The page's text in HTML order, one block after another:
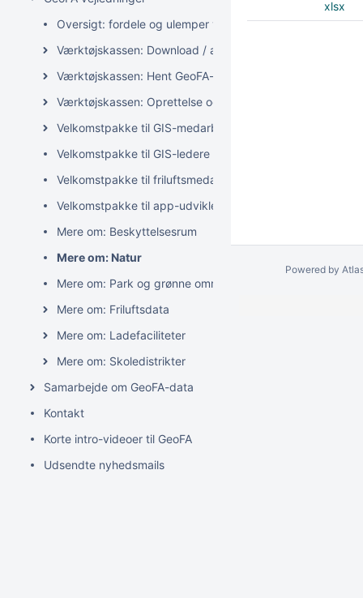
Oversigt: fordele og ulemper ved de forskellige
Værktøjskassen: Download / analysér GeoFA-data
Værktøjskassen: Hent GeoFA-data i GIS
Værktøjskassen: Oprettelse og editering af GeoFA-data
Velkomstpakke til GIS-medarbejdere
Velkomstpakke til GIS-ledere
Velkomstpakke til friluftsmedarbejdere
Velkomstpakke til app-udviklere
Mere om: Beskyttelsesrum
Mere om: Natur
Mere om: Park og grønne områder
Mere om: Friluftsdata
Mere om: Ladefaciliteter
Mere om: Skoledistrikter
Samarbejde om GeoFA-data
Kontakt
Korte intro-videoer til GeoFA
Udsendte nyhedsmails
xlsx
Powered by